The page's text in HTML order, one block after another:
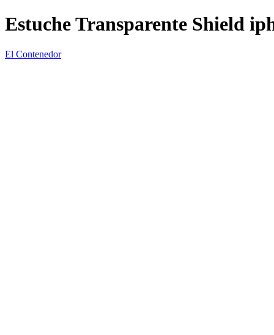
Estuche Transparente Shield
El Contenedor